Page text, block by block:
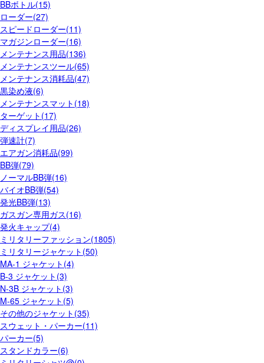
BBボトル(15)
ローダー(27)
スピードローダー(11)
マガジンローダー(16)
メンテナンス用品(136)
メンテナンスツール(65)
メンテナンス消耗品(47)
黒染め液(6)
メンテナンスマット(18)
ターゲット(17)
ディスプレイ用品(26)
弾速計(7)
エアガン消耗品(99)
BB弾(79)
ノーマルBB弾(16)
バイオBB弾(54)
発光BB弾(13)
ガスガン専用ガス(16)
発火キャップ(4)
ミリタリーファッション(1805)
ミリタリージャケット(50)
MA-1 ジャケット(4)
B-3 ジャケット(3)
N-3B ジャケット(3)
M-65 ジャケット(5)
その他のジャケット(35)
スウェット・パーカー(11)
パーカー(5)
スタンドカラー(6)